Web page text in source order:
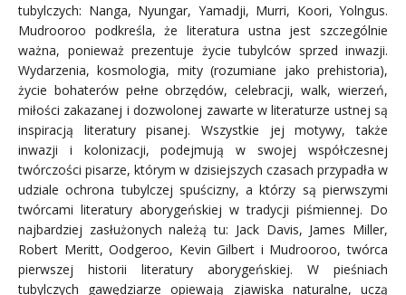
tubylczych: Nanga, Nyungar, Yamadji, Murri, Koori, Yolngus.
Mudrooroo podkreśla, że literatura ustna jest szczególnie
ważna, ponieważ prezentuje życie tubylców sprzed inwazji.
Wydarzenia, kosmologia, mity (rozumiane jako prehistoria),
życie bohaterów pełne obrzędów, celebracji, walk, wierzeń,
miłości zakazanej i dozwolonej zawarte w literaturze ustnej są
inspiracją literatury pisanej. Wszystkie jej motywy, także
inwazji i kolonizacji, podejmują w swojej współczesnej
twórczości pisarze, którym w dzisiejszych czasach przypadła w
udziale ochrona tubylczej spuścizny, a którzy są pierwszymi
twórcami literatury aborygeńskiej w tradycji piśmiennej. Do
najbardziej zasłużonych należą tu: Jack Davis, James Miller,
Robert Meritt, Oodgeroo, Kevin Gilbert i Mudrooroo, twórca
pierwszej historii literatury aborygeńskiej. W pieśniach
tubylczych gawędziarze opiewają zjawiska naturalne, uczą